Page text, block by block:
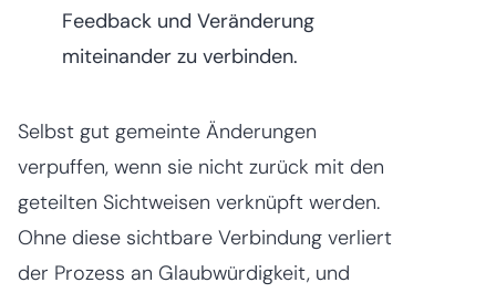
Feedback und Veränderung
miteinander zu verbinden.
Selbst gut gemeinte Änderungen
verpuffen, wenn sie nicht zurück mit den
geteilten Sichtweisen verknüpft werden.
Ohne diese sichtbare Verbindung verliert
der Prozess an Glaubwürdigkeit, und